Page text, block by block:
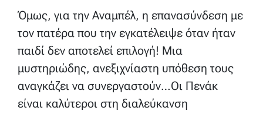
Όμως, για την Αναμπέλ, η επανασύνδεση με
τον πατέρα που την εγκατέλειψε όταν ήταν
παιδί δεν αποτελεί επιλογή! Μια
μυστηριώδης, ανεξιχνίαστη υπόθεση τους
αναγκάζει να συνεργαστούν…Οι Πενάκ
είναι καλύτεροι στη διαλεύκανση